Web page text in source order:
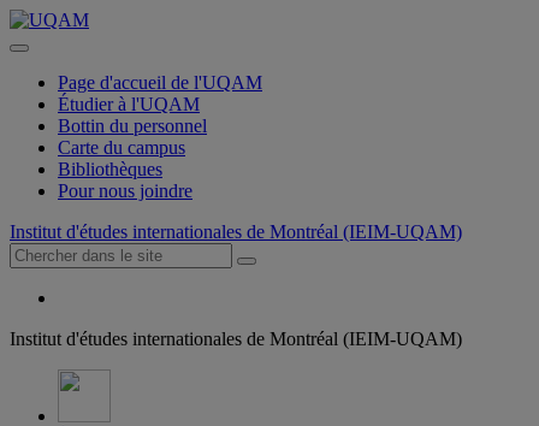
Page d'accueil de l'UQAM
Étudier à l'UQAM
Bottin du personnel
Carte du campus
Bibliothèques
Pour nous joindre
Institut d'études internationales de Montréal (IEIM-UQAM)
Institut d'études internationales de Montréal (IEIM-UQAM)